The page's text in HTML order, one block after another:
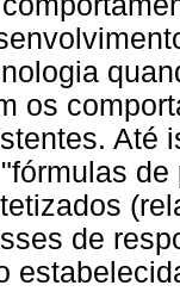
os
Até
de